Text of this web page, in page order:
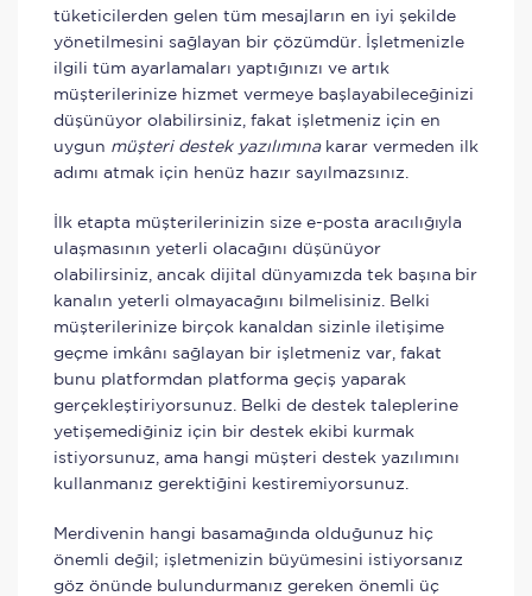
tüketicilerden gelen tüm mesajların en iyi şekilde
yönetilmesini sağlayan bir çözümdür. İşletmenizle
ilgili tüm ayarlamaları yaptığınızı ve artık
müşterilerinize hizmet vermeye başlayabileceğinizi
düşünüyor olabilirsiniz, fakat işletmeniz için en
uygun müşteri destek yazılımınakarar vermeden ilk
adımı atmak için henüz hazır sayılmazsınız.
İlk etapta müşterilerinizin size e-posta aracılığıyla
ulaşmasının yeterli olacağını düşünüyor
olabilirsiniz, ancak dijital dünyamızda tek başına bir
kanalın yeterli olmayacağını bilmelisiniz. Belki
müşterilerinize birçok kanaldan sizinle iletişime
geçme imkânı sağlayan bir işletmeniz var, fakat
bunu platformdan platforma geçiş yaparak
gerçekleştiriyorsunuz. Belki de destek taleplerine
yetişemediğiniz için bir destek ekibi kurmak
istiyorsunuz, ama hangi müşteri destek yazılımını
kullanmanız gerektiğini kestiremiyorsunuz.
Merdivenin hangi basamağında olduğunuz hiç
önemli değil; işletmenizin büyümesini istiyorsanız
göz önünde bulundurmanız gereken önemli üç